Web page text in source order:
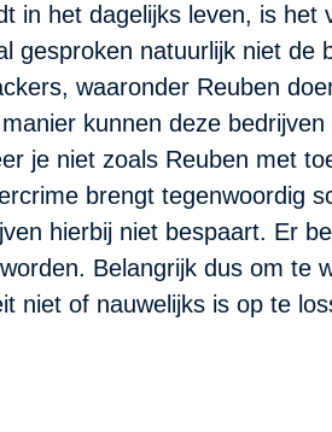
in het dagelijks leven, is
gesproken natuurlijk niet de
waaronder Reuben
kunnen deze
je niet zoals Reuben met
brengt tegenwoordig
hierbij niet bespaart. Er
Belangrijk dus om te
niet of nauwelijks is op te